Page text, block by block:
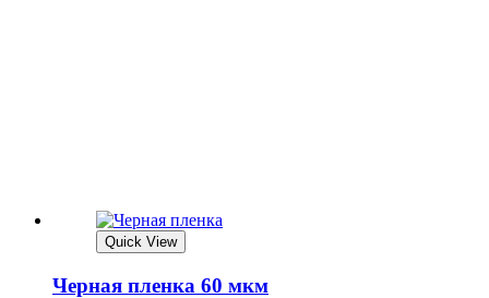
Quick View
Черная пленка 60 мкм